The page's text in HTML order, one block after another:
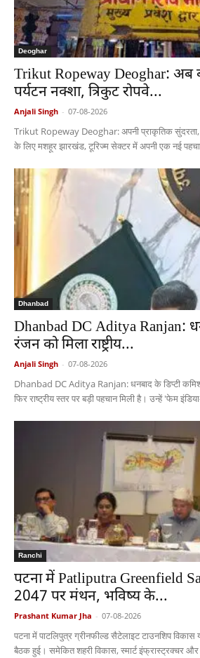
Deoghar
Trikut Ropeway Deoghar: अब
पर्यटन नक्शा, त्रिकुट रोपवे...
Anjali Singh - 07-08-2026
Trikut Ropeway Deoghar: अपनी प्राकृतिक सुंदरता,
के लिए मशहूर झारखंड, टूरिज्म सेक्टर में अपनी एक नई
Dhanbad
Dhanbad DC Aditya Ranjan:
रंजन को मिला राष्ट्रीय...
Anjali Singh - 07-08-2026
Dhanbad DC Aditya Ranjan: धनबाद के डिप्टी
फिर राष्ट्रीय स्तर पर बड़ी पहचान मिली है। उन्हें 'फेम
Ranchi
पटना में Patliputra Greenfield
2047 पर मंथन, भविष्य के...
Prashant Kumar Jha - 07-08-2026
पटना में पाटलिपुत्र ग्रीनफील्ड सैटेलाइट टाउनशिप
बैठक हुई। समेकित शहरी विकास, स्मार्ट इंफ्रास्ट्रक्चर और